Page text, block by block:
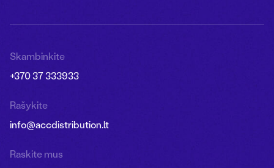
Skambinkite
+370 37 333933
Rašykite
info@accdistribution.lt
Raskite mus